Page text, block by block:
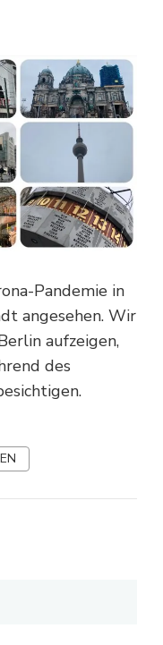
Pandemie in
angesehen. Wir
aufzeigen,
des